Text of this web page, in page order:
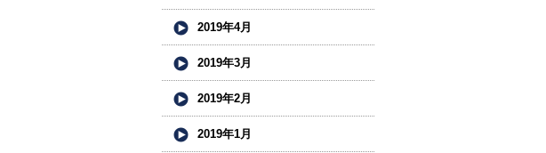
2019年4月
2019年3月
2019年2月
2019年1月